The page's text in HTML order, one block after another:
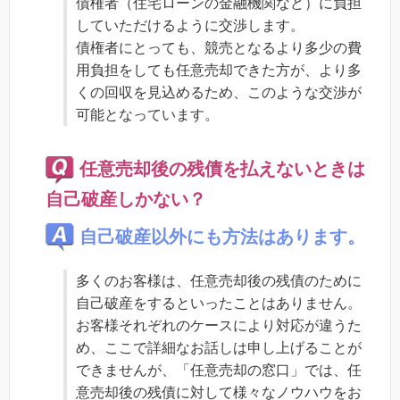
債権者（住宅ローンの金融機関など）に負担
していただけるように交渉します。
債権者にとっても、競売となるより多少の費
用負担をしても任意売却できた方が、より多
くの回収を見込めるため、このような交渉が
可能となっています。
任意売却後の残債を払えないときは
自己破産しかない？
自己破産以外にも方法はあります。
多くのお客様は、任意売却後の残債のために
自己破産をするといったことはありません。
お客様それぞれのケースにより対応が違うた
め、ここで詳細なお話しは申し上げることが
できませんが、「任意売却の窓口」では、任
意売却後の残債に対して様々なノウハウをお